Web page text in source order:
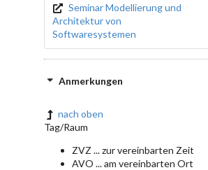
Seminar Modellierung und
Architektur von
Softwaresystemen
Anmerkungen
nach oben
Tag/Raum
ZVZ ... zur vereinbarten Zeit
AVO ... am vereinbarten Ort